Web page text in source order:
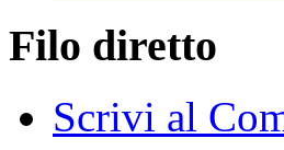
Filo diretto
Scrivi al